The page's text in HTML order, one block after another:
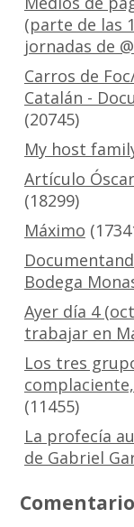
(parte de las
jornadas de
Carros de
Catalán -
(20745)
My host
Artículo
(18299)
Máximo
Bodega
Ayer día 4
trabajar en
Los tres
(11455)
La profecía
de Gabriel